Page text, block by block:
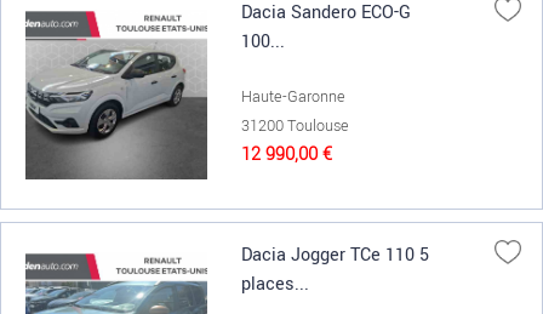
Dacia Sandero ECO-G
100...
Haute-Garonne
31200 Toulouse
12 990,00 €
Dacia Jogger TCe 110 5
places...